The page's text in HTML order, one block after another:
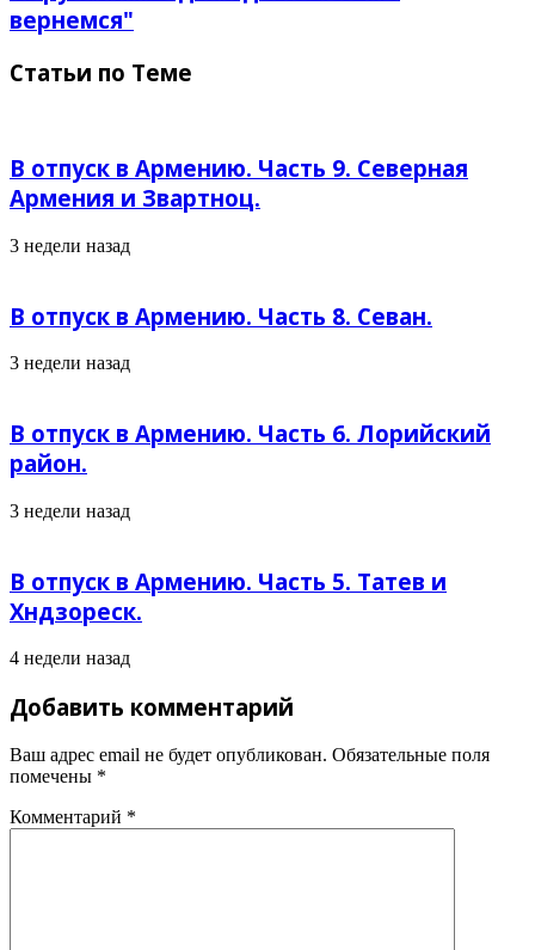
вернемся"
Статьи по Теме
В отпуск в Армению. Часть 9. Северная
Армения и Звартноц.
3 недели назад
В отпуск в Армению. Часть 8. Севан.
3 недели назад
В отпуск в Армению. Часть 6. Лорийский
район.
3 недели назад
В отпуск в Армению. Часть 5. Татев и
Хндзореск.
4 недели назад
Добавить комментарий
Ваш адрес email не будет опубликован. Обязательные поля
помечены *
Комментарий *